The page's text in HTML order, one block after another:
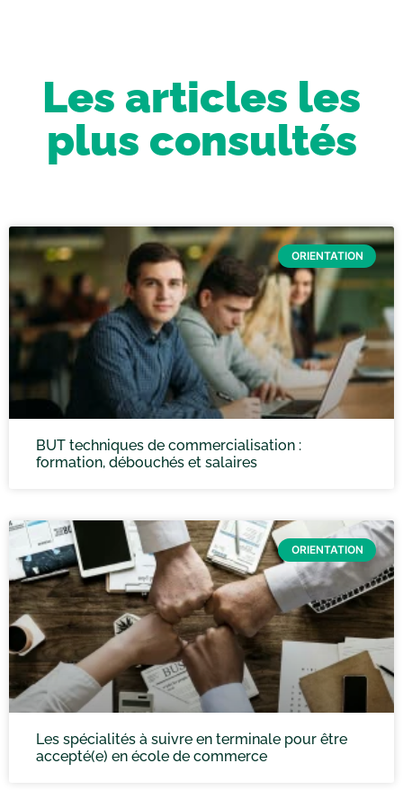
Les articles les
plus consultés
ORIENTATION
BUT techniques de commercialisation :
formation, débouchés et salaires
ORIENTATION
Les spécialités à suivre en terminale pour être
accepté(e) en école de commerce